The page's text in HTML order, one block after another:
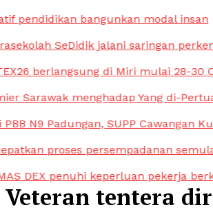
pendidikan bangunkan modal insan
SeDidik jalani saringan
berlangsung di Miri mulai 28-30
Sarawak menghadap Yang di-
N9 Padungan, SUPP Cawangan
proses persempadanan
DEX penuhi keperluan pekerja
Veteran tentera